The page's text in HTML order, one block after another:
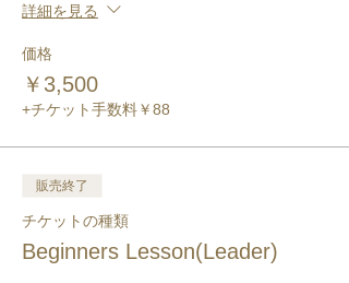
詳細を見る
価格
￥3,500
+チケット手数料￥88
販売終了
チケットの種類
Beginners Lesson(Leader)